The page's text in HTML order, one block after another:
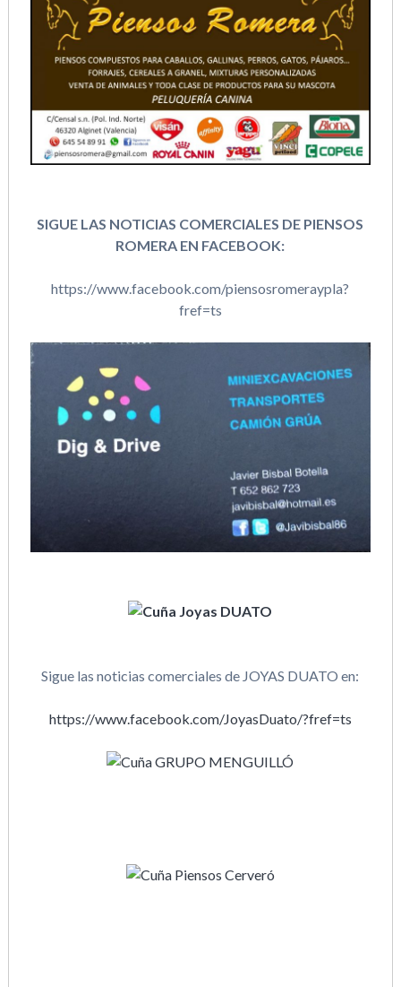
SIGUE LAS NOTICIAS COMERCIALES DE PIENSOS
ROMERA EN FACEBOOK:
https://www.facebook.com/piensosromeraypla?
fref=ts
Sigue las noticias comerciales de JOYAS DUATO en:
https://www.facebook.com/JoyasDuato/?fref=ts